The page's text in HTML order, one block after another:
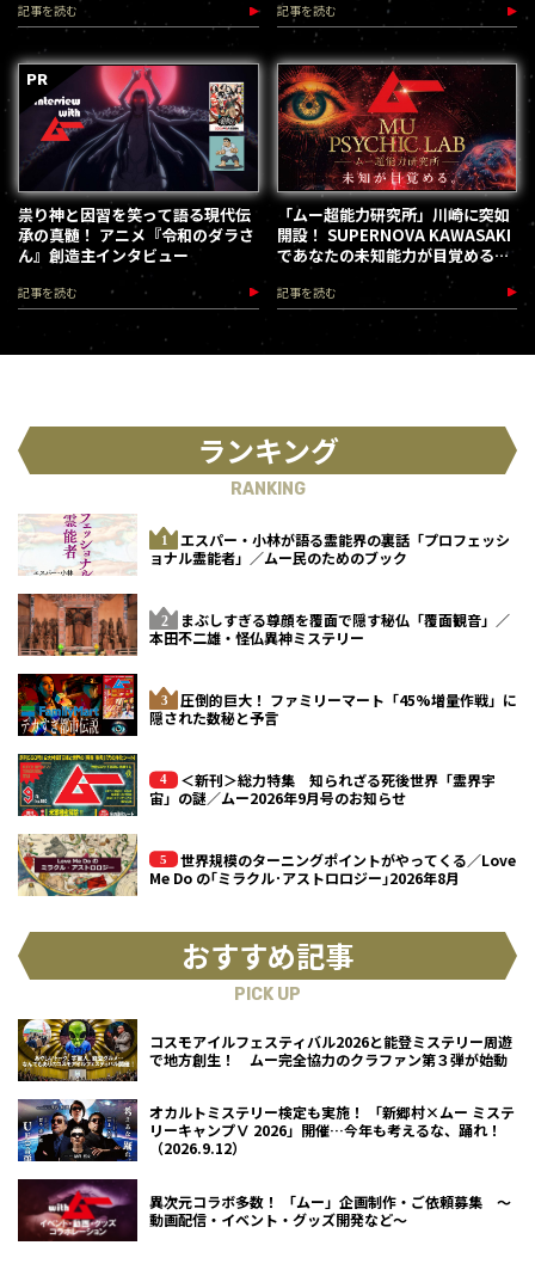
記事を読む 記事を読む
祟り神と因習を笑って語る現代伝
承の真髄！ アニメ『令和のダラさ
ん』創造主インタビュー
記事を読む
「ムー超能力研究所」川崎に突如
開設！ SUPERNOVA KAWASAKI
であなたの未知能力が目覚める
（2026.8.18-28）
記事を読む
ランキング
RANKING
エスパー・小林が語る霊能界の裏話「プロフェッシ
ョナル霊能者」／ムー民のためのブック
まぶしすぎる尊顔を覆面で隠す秘仏「覆面観音」／
本田不二雄・怪仏異神ミステリー
圧倒的巨大！ ファミリーマート「45%増量作戦」に
隠された数秘と予言
＜新刊＞総力特集 知られざる死後世界「霊界宇
宙」の謎／ムー2026年9月号のお知らせ
世界規模のターニングポイントがやってくる／Love
Me Do の｢ミラクル･アストロロジー｣2026年8月
おすすめ記事
PICK UP
コスモアイルフェスティバル2026と能登ミステリー周遊
で地方創生！ ムー完全協力のクラファン第３弾が始動
オカルトミステリー検定も実施！ 「新郷村×ムー ミステ
リーキャンプⅤ 2026」開催…今年も考えるな、踊れ！
（2026.9.12）
異次元コラボ多数！ 「ムー」企画制作・ご依頼募集 ～
動画配信・イベント・グッズ開発など～